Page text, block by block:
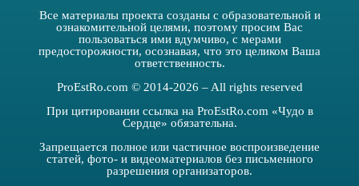
Все материалы проекта созданы с образовательной и
ознакомительной целями, поэтому просим Вас
пользоваться ими вдумчиво, с мерами
предосторожности, осознавая, что это целиком Ваша
ответственность.
ProEstRo.com © 2014-2026 – All rights reserved
При цитировании ссылка на ProEstRo.com «Чудо в
Сердце» обязательна.
Запрещается полное или частичное воспроизведение
статей, фото- и видеоматериалов без письменного
разрешения организаторов.